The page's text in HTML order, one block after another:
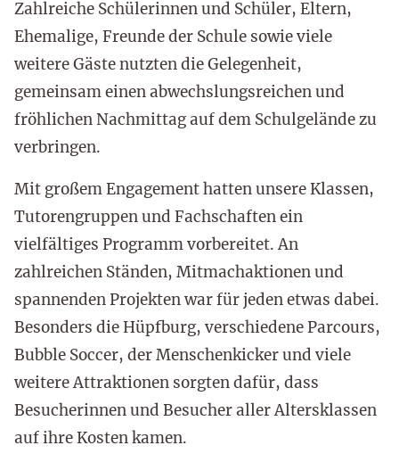
Zahlreiche Schülerinnen und Schüler, Eltern,
Ehemalige, Freunde der Schule sowie viele
weitere Gäste nutzten die Gelegenheit,
gemeinsam einen abwechslungsreichen und
fröhlichen Nachmittag auf dem Schulgelände zu
verbringen.
Mit großem Engagement hatten unsere Klassen,
Tutorengruppen und Fachschaften ein
vielfältiges Programm vorbereitet. An
zahlreichen Ständen, Mitmachaktionen und
spannenden Projekten war für jeden etwas dabei.
Besonders die Hüpfburg, verschiedene Parcours,
Bubble Soccer, der Menschenkicker und viele
weitere Attraktionen sorgten dafür, dass
Besucherinnen und Besucher aller Altersklassen
auf ihre Kosten kamen.